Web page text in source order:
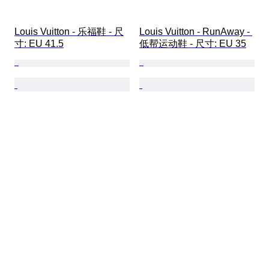
Louis Vuitton - 乐福鞋 - 尺
寸: EU 41.5
Louis Vuitton - RunAway -
低帮运动鞋 - 尺寸: EU 35